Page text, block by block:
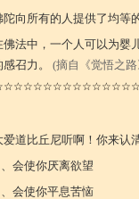
陀向所有的人提供了均等
佛法中，一个人可以为婴
感召力。 (摘自《觉悟之
爱道比丘尼听啊！你来认
、会使你厌离欲望
会使你平息苦恼